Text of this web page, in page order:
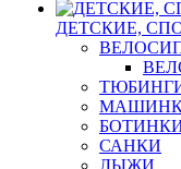
ДЕТСКИЕ,
САНКИ
ЛЫЖИ